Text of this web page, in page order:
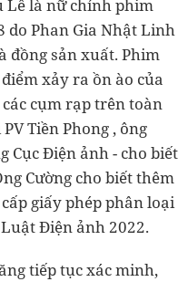
Lê là nữ chính phim
do Phan Gia Nhật Linh
đồng sản xuất. Phim
xảy ra ồn ào của
cụm rạp trên toàn
Tiền Phong , ông
Cục Điện ảnh - cho biết
Cường cho biết thêm
giấy phép phân loại
Điện ảnh 2022.
tiếp tục xác minh,